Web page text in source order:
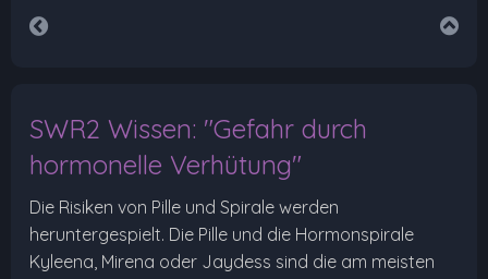
SWR2 Wissen: "Gefahr durch
hormonelle Verhütung"
Die Risiken von Pille und Spirale werden
heruntergespielt. Die Pille und die Hormonspirale
Kyleena, Mirena oder Jaydess sind die am meisten